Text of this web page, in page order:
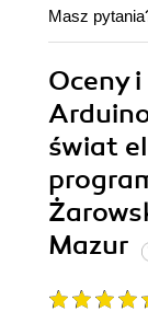
Masz
Oceny
świat
Mazur